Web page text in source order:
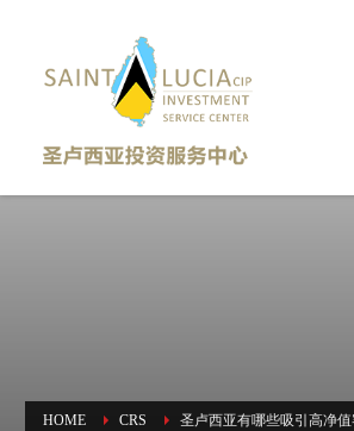
HOME CRS 圣卢西亚有哪些吸引高净